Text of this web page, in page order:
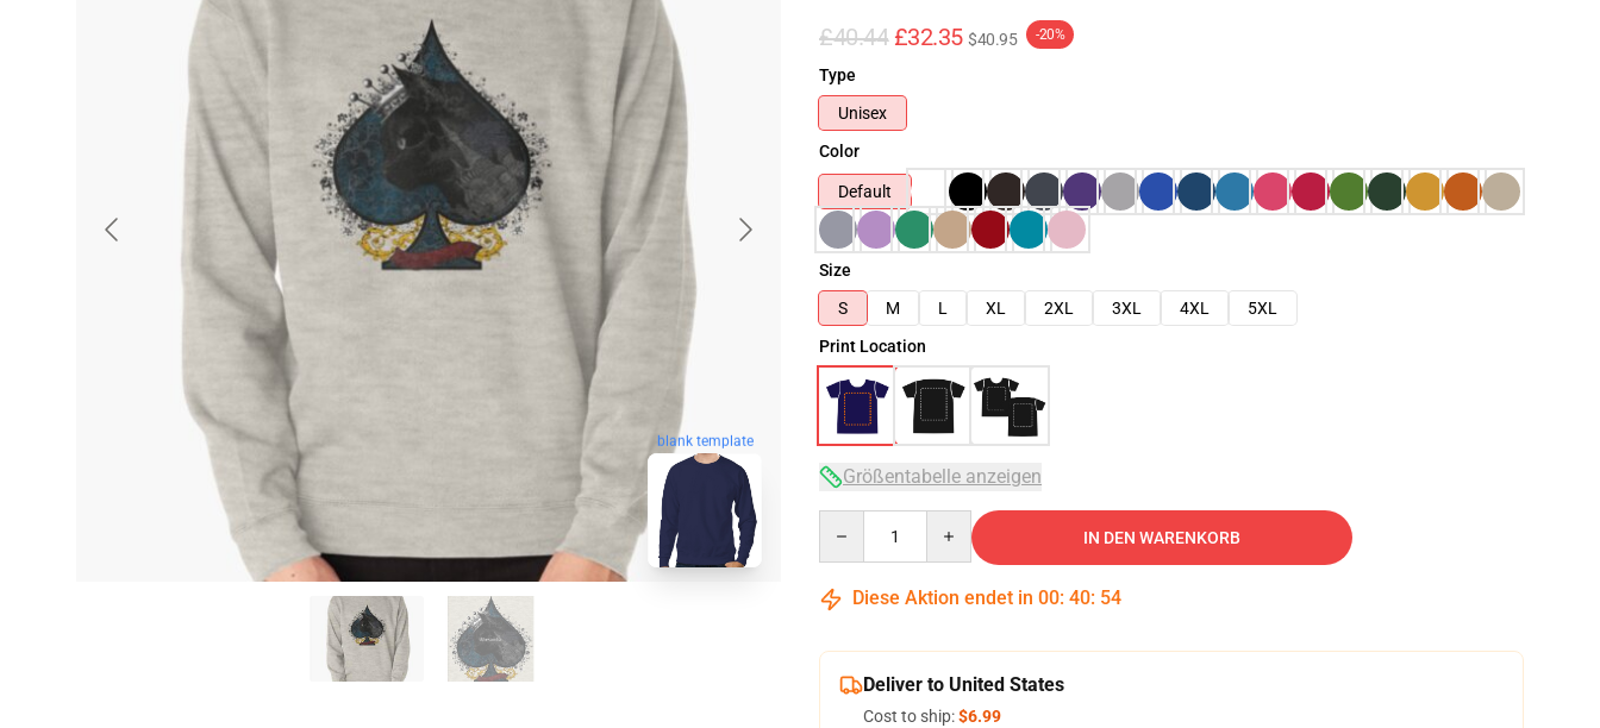
blank template
£40.44 £32.35 $40.95 -20%
Type
Unisex
Color
Default
Size
S
M L XL 2XL 3XL 4XL
5XL
Print Location
Größentabelle anzeigen
IN DEN WARENKORB
Diese Aktion endet in 00: 40: 53
Deliver to United States
Cost to ship:$6.99